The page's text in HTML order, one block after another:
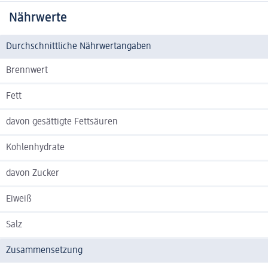
Nährwerte
Durchschnittliche Nährwertangaben
Brennwert
Fett
davon gesättigte Fettsäuren
Kohlenhydrate
davon Zucker
Eiweiß
Salz
Zusammensetzung